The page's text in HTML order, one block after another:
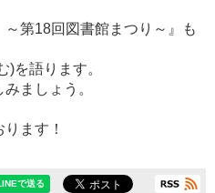
第18回図書館まつり～』も
)を語ります。
ましょう。
ます！